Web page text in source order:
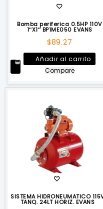
Bomba periferica 0.5HP 110V
1″X1″ BP1ME050 EVANS
$89.27
Añadir al carrito
Compare
SISTEMA HIDRONEUMATICO
TANQ. 24LT HORIZ. EVANS